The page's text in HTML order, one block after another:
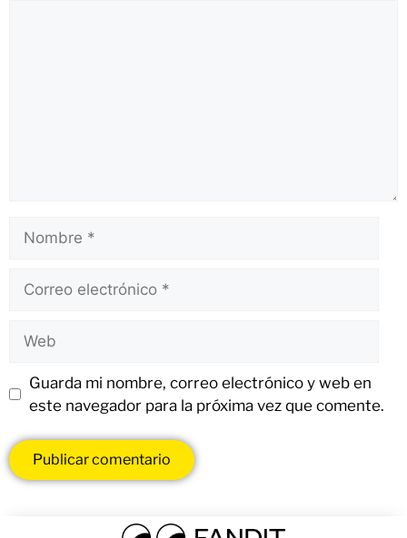
Guarda mi nombre, correo electrónico y web en
este navegador para la próxima vez que comente.